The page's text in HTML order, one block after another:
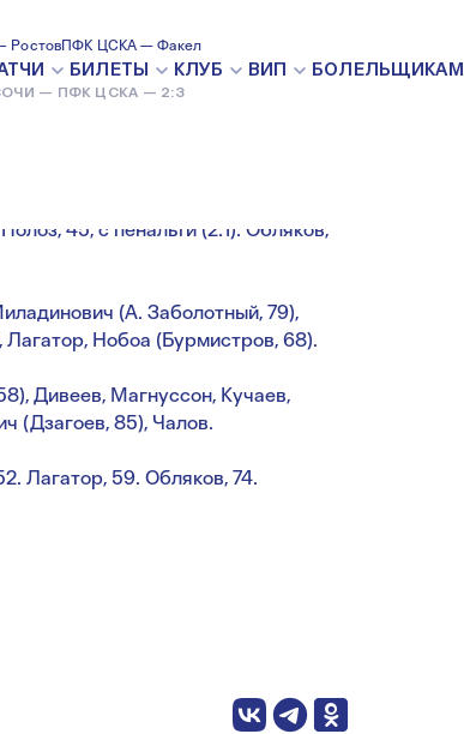
РостовПФК ЦСКА — Факел
БИЛЕТЫ КЛУБ ВИП БОЛЕЛЬЩИКАМ
— ПФК ЦСКА — 2:3
— 2:3
45, с пенальти (2:1). Обляков,
(А. Заболотный, 79),
Нобоа (Бурмистров, 68).
Дивеев, Магнуссон, Кучаев,
(Дзагоев, 85), Чалов.
Лагатор, 59. Обляков, 74.